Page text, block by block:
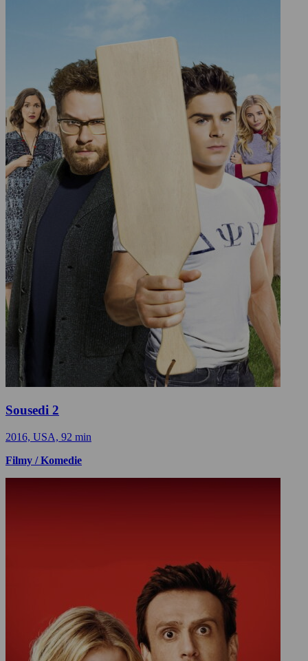
Sousedi 2
2016, USA, 92 min
Filmy / Komedie